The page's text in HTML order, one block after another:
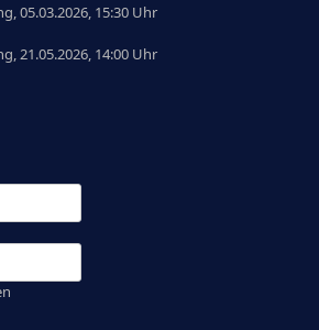
05.03.2026, 15:30 Uhr
21.05.2026, 14:00 Uhr